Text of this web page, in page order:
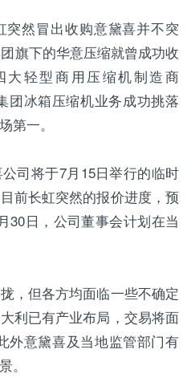
然冒出收购意黛喜并不突
旗下的华意压缩就曾成功收
大轻型商用 压缩机制造商
团冰箱压缩机业务成功挑落
第一。
司将于7月15日举行的临时
前长虹突然的报价进度，预
30日，公司董事会计划在当
但各方均面临一些不确定
利已有产业布局，交易将面
外意黛喜及当地监管部门有
。